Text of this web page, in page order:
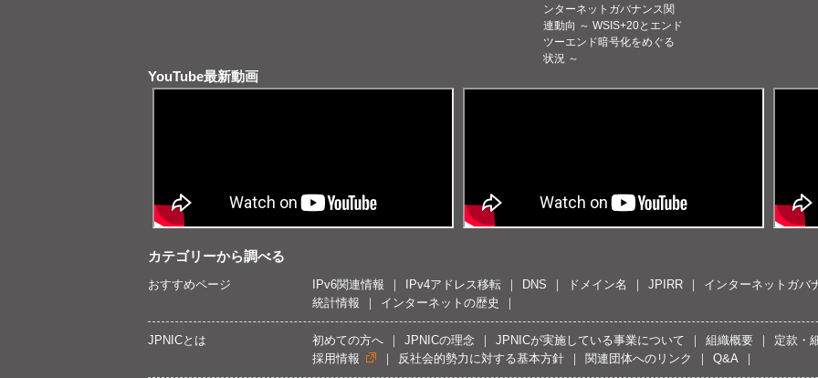
ンターネットガバナンス関
連動向 ～ WSIS+20とエンド
ツーエンド暗号化をめぐる
状況 ～
YouTube最新動画
カテゴリーから調べる
おすすめページ IPv6関連情報 IPv4アドレス移転 DNS ドメイン名 JPIRR インターネットガバ
統計情報
インターネットの歴史
JPNICとは 初めての方へ JPNICの理念 JPNICが実施している事業について 組織概要 定款・
採用情報
反社会的勢力に対する基本方針 関連団体へのリンク Q&A